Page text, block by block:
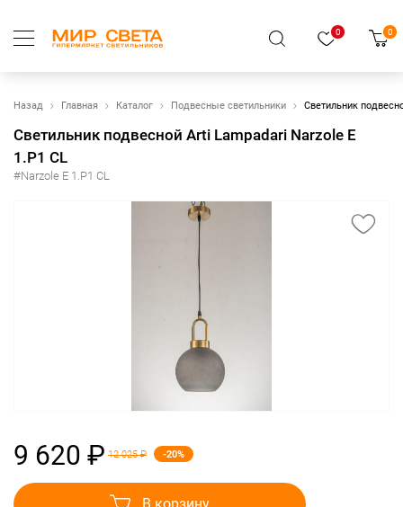
0 0
Назад Главная Каталог Подвесные светильники Светильник
Светильник подвесной Arti Lampadari Narzole E
1.P1 CL
#Narzole E 1.P1 CL
9 620 ₽ 12 025 ₽ -20%